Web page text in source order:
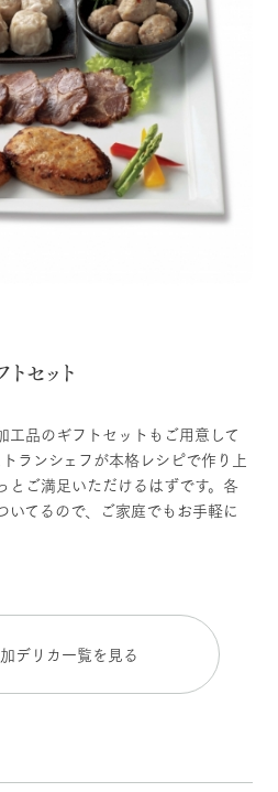
セット
工品のギフトセットもご用意して
ランシェフが本格レシピで作り上
とご満足いただけるはずです。各
いてるので、ご家庭でもお手軽に
デリカ一覧を見る